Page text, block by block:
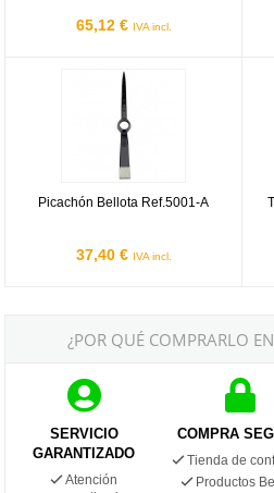
65,12 € IVA incl.
Picachón Bellota Ref.5001-A
37,40 € IVA incl.
Picachón Bellota Ref.5001-A
¿POR QUÉ COMPRARLO
SERVICIO
GARANTIZADO
Atención
COMPRA
Tienda de
Productos